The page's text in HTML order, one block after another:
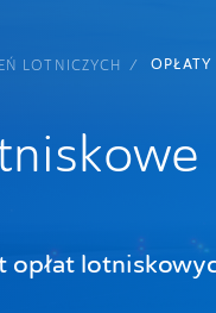
LOTNICZYCH
opłat